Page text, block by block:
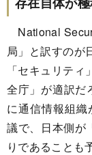
National
局」と訳すのが
「セキュリテ
全庁」が適訳だ
に通信情報組
議で、日本側が
りであることも